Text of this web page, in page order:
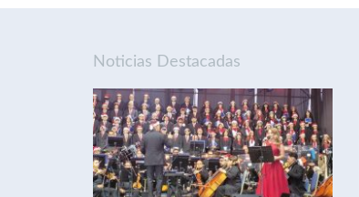
Noticias Destacadas